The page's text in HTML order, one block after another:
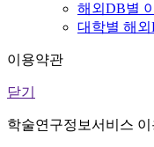
해외DB별
대학별 해
이용약관
닫기
학술연구정보서비스